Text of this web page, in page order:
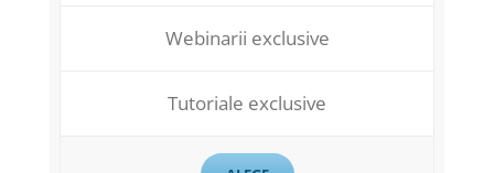
Webinarii exclusive
Tutoriale exclusive